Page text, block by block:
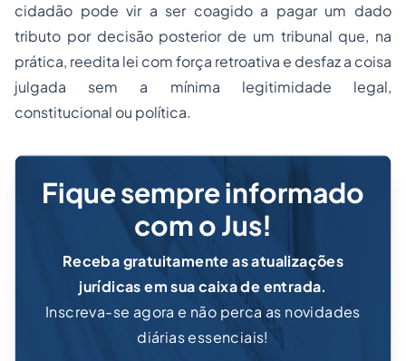
cidadão pode vir a ser coagido a pagar um dado
tributo por decisão posterior de um tribunal que, na
prática, reedita lei com força retroativa e desfaz a coisa
julgada sem a mínima legitimidade legal,
constitucional ou política.
Fique sempre informado
com o Jus!
Receba gratuitamente as atualizações
jurídicas em sua caixa de entrada.
Inscreva-se agora e não perca as novidades
diárias essenciais!